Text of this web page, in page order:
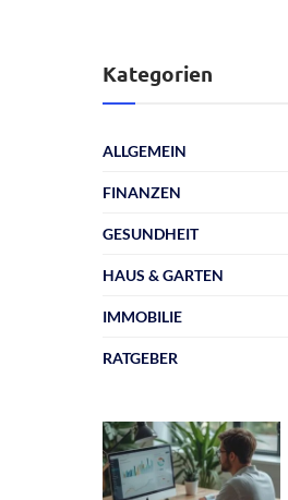
Kategorien
ALLGEMEIN
FINANZEN
GESUNDHEIT
HAUS & GARTEN
IMMOBILIE
RATGEBER